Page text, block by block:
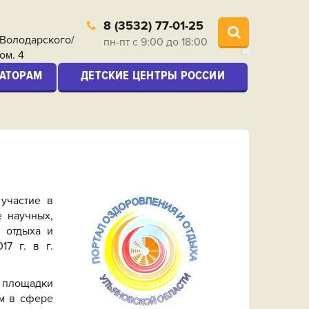
4
8 (3532) 77-01-25
пн-пт с 9:00 до 18:00
ДЕТСКИЕ ЦЕНТРЫ РОССИИ
в
научных,
отдыха и
г. в г.
в сфере